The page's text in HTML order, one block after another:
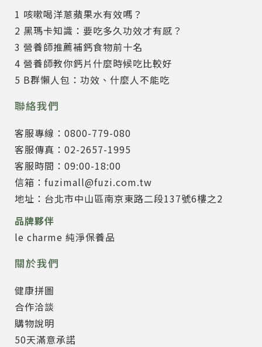
1 咳嗽喝洋蔥蘋果水有效嗎？
2 黑瑪卡知識：要吃多久功效才有感？
3 營養師推薦補鈣食物前十名
4 營養師教你鈣片什麼時候吃比較好
5 B群懶人包：功效、什麼人不能吃
聯絡我們
客服專線：0800-779-080
客服傳真：02-2657-1995
客服時間：09:00-18:00
信箱：fuzimall@fuzi.com.tw
地址：台北市中山區南京東路二段137號6樓之2
品牌夥伴
le charme 純淨保養品
關於我們
健康拼圖
合作洽談
購物說明
50天滿意承諾